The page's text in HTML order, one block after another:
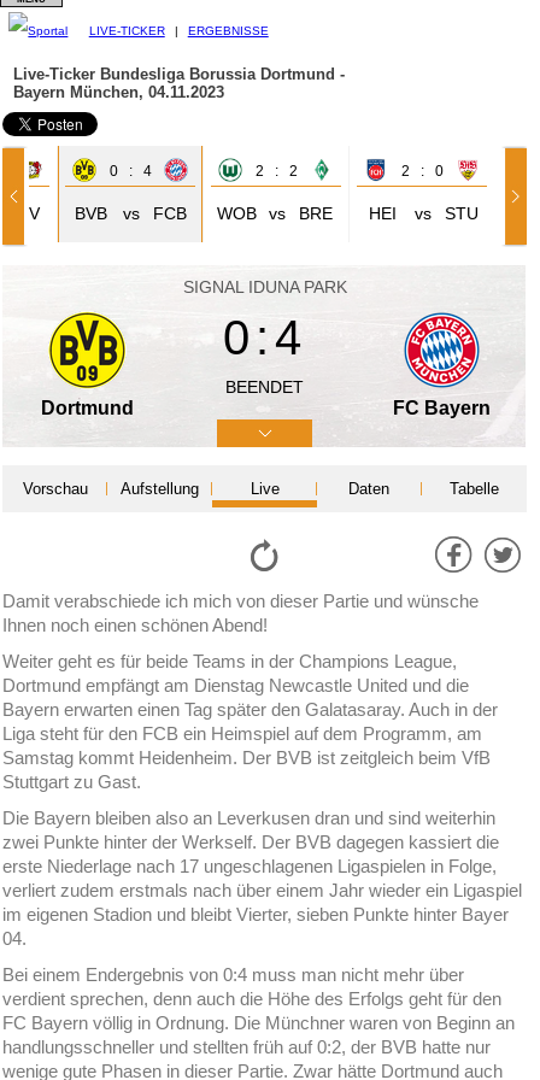
LIVE-TICKER | ERGEBNISSE
Live-Ticker Bundesliga Borussia Dortmund -
Bayern München, 04.11.2023
LEV
0 : 4
BVB vs FCB
2 : 2
WOB vs BRE
2 : 0
HEI vs STU
SIGNAL IDUNA PARK
Dortmund
0:4
BEENDET
FC Bayern
Vorschau Aufstellung Live Daten Tabelle
Damit verabschiede ich mich von dieser Partie und wünsche
Ihnen noch einen schönen Abend!
Weiter geht es für beide Teams in der Champions League,
Dortmund empfängt am Dienstag Newcastle United und die
Bayern erwarten einen Tag später den Galatasaray. Auch in der
Liga steht für den FCB ein Heimspiel auf dem Programm, am
Samstag kommt Heidenheim. Der BVB ist zeitgleich beim VfB
Stuttgart zu Gast.
Die Bayern bleiben also an Leverkusen dran und sind weiterhin
zwei Punkte hinter der Werkself. Der BVB dagegen kassiert die
erste Niederlage nach 17 ungeschlagenen Ligaspielen in Folge,
verliert zudem erstmals nach über einem Jahr wieder ein Ligaspiel
im eigenen Stadion und bleibt Vierter, sieben Punkte hinter Bayer
04.
Bei einem Endergebnis von 0:4 muss man nicht mehr über
verdient sprechen, denn auch die Höhe des Erfolgs geht für den
FC Bayern völlig in Ordnung. Die Münchner waren von Beginn an
handlungsschneller und stellten früh auf 0:2, der BVB hatte nur
wenige gute Phasen in dieser Partie. Zwar hätte Dortmund auch